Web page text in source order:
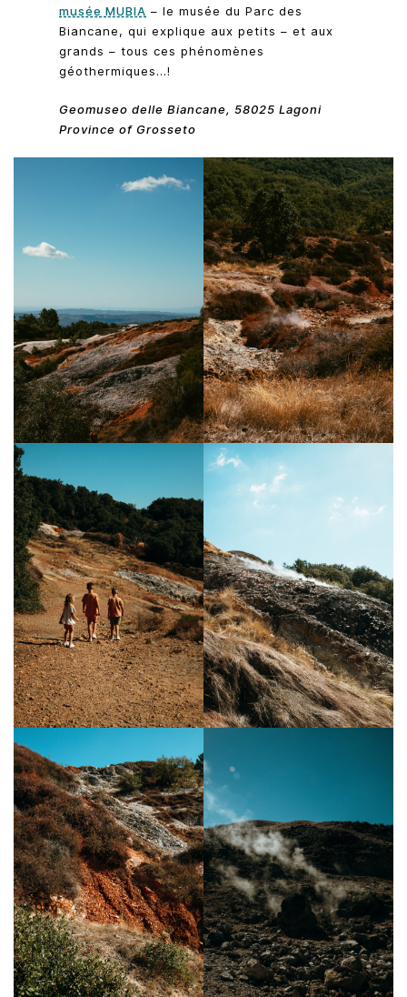
musée MUBIA – le musée du Parc des
Biancane, qui explique aux petits – et aux
grands – tous ces phénomènes
géothermiques…!
Geomuseo delle Biancane, 58025 Lagoni
Province of Grosseto